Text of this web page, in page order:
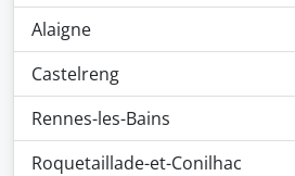
Alaigne
Castelreng
Rennes-les-Bains
Roquetaillade-et-Conilhac